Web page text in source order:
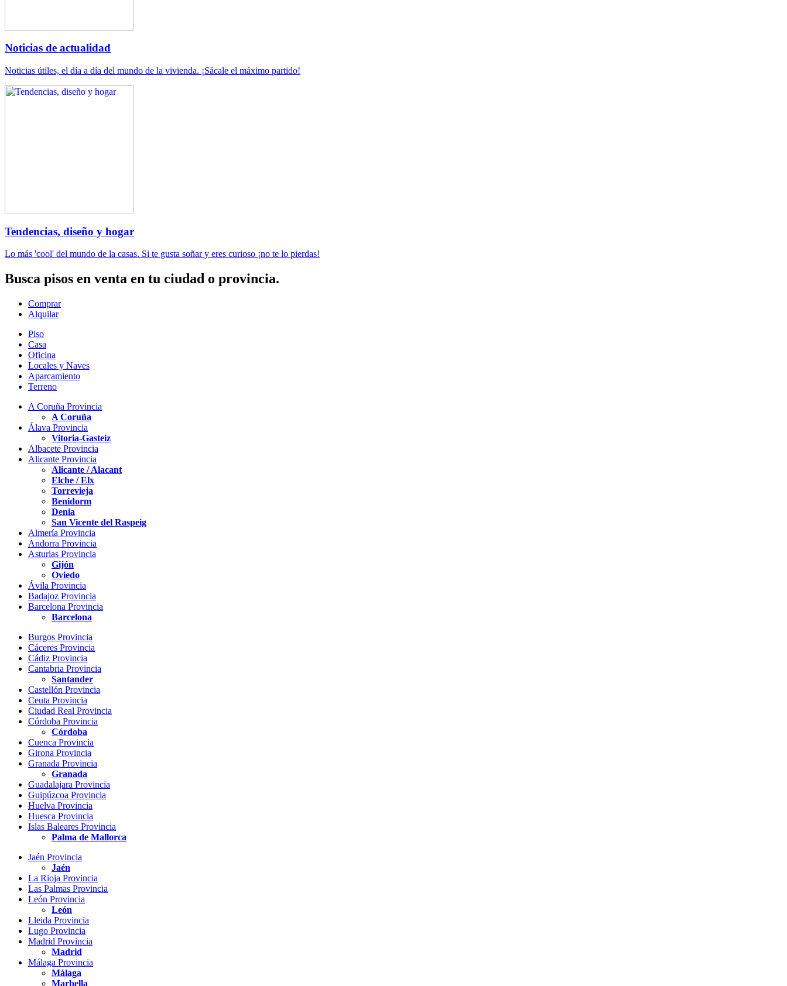
Noticias de actualidad
Noticias útiles, el día a día del mundo de la vivienda. ¡Sácale el máximo partido!
Tendencias, diseño y hogar
Lo más 'cool' del mundo de la casas. Si te gusta soñar y eres curioso ¡no te lo pierdas!
Busca pisos en venta en tu ciudad o provincia.
Comprar
Alquilar
Piso
Casa
Oficina
Locales y Naves
Aparcamiento
Terreno
A Coruña Provincia
A Coruña
Álava Provincia
Vitoria-Gasteiz
Albacete Provincia
Alicante Provincia
Alicante / Alacant
Elche / Elx
Torrevieja
Benidorm
Denia
San Vicente del Raspeig
Almería Provincia
Andorra Provincia
Asturias Provincia
Gijón
Oviedo
Ávila Provincia
Badajoz Provincia
Barcelona Provincia
Barcelona
Burgos Provincia
Cáceres Provincia
Cádiz Provincia
Cantabria Provincia
Santander
Castellón Provincia
Ceuta Provincia
Ciudad Real Provincia
Córdoba Provincia
Córdoba
Cuenca Provincia
Girona Provincia
Granada Provincia
Granada
Guadalajara Provincia
Guipúzcoa Provincia
Huelva Provincia
Huesca Provincia
Islas Baleares Provincia
Palma de Mallorca
Jaén Provincia
Jaén
La Rioja Provincia
Las Palmas Provincia
León Provincia
León
Lleida Provincia
Lugo Provincia
Madrid Provincia
Madrid
Málaga Provincia
Málaga
Marbella